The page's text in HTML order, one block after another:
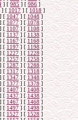
] [985] [ 986]
] [1017] [1018]
[1047] [ 1048]
] [ 1077] [1078]
] [1107] [1108]
] [ 1137 ] [ 1138]
] [ 1167] [ 1168 ]
[ 1197] [ 1198 ]
[1227] [ 1228]
] [ 1257] [1258 ]
] [1287 ] [1288 ]
[1317 ] [ 1318]
] [1347] [ 1348 ]
[ 1377] [ 1378]
[1407 ] [ 1408]
[1437 ] [1438 ]
] [ 1467 ] [1468 ]
[1497] [ 1498]
] [1527] [ 1528 ]